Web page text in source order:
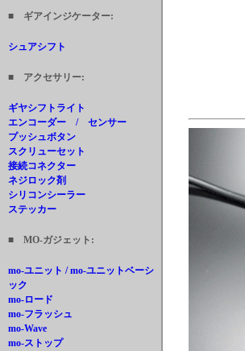
■ ギアインジケーター:
シュアシフト
■ アクセサリー:
ギヤシフトライト
エンコーダー / センサー
プッシュボタン
スクリューセット
接続コネクター
ネジロック剤
シリコンシーラー
ステッカー
■ MO-ガジェット:
mo-ユニット / mo-ユニットベーシ
ック
mo-ロード
mo-フラッシュ
mo-Wave
mo-ストップ